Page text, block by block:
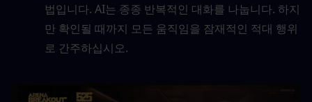
법입니다. AI는 종종 반복적인 대화를 나눕니다. 하지
만 확인될 때까지 모든 움직임을 잠재적인 적대 행위
로 간주하십시오.